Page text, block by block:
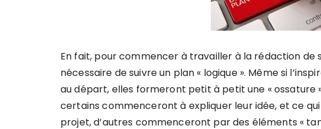
En fait, pour commencer à travailler à la rédaction de
nécessaire de suivre un plan « logique ». Même si
au départ, elles formeront petit à petit une « ossature
certains commenceront à expliquer leur idée, et ce
projet, d’autres commenceront par des éléments «